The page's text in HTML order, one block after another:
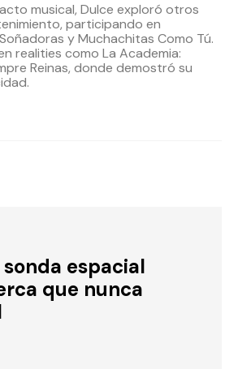
musical, Dulce exploró otros
participando en
y Muchachitas Como Tú.
realities como La Academia:
Reinas, donde demostró su
sonda espacial
que nunca